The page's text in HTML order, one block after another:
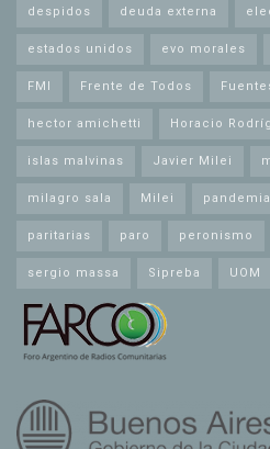
despidos deuda externa
estados unidos evo morales
FMI Frente de Todos
hector amichetti Horacio
islas malvinas Javier Milei
milagro sala Milei pandemia
paritarias paro peronismo
sergio massa Sipreba UOM